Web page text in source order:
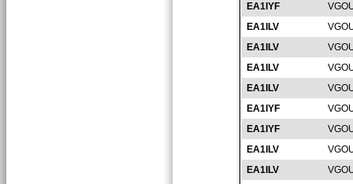
EA1IYF
EA1ILV
EA1ILV
EA1ILV
EA1ILV
EA1IYF
EA1IYF
EA1ILV
EA1ILV